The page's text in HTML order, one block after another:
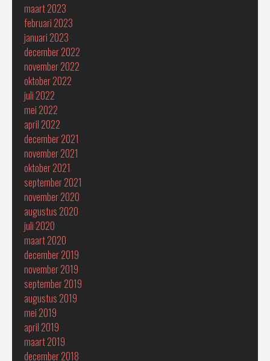
maart 2023
februari 2023
januari 2023
december 2022
november 2022
oktober 2022
juli 2022
mei 2022
april 2022
december 2021
november 2021
oktober 2021
september 2021
november 2020
augustus 2020
juli 2020
maart 2020
december 2019
november 2019
september 2019
augustus 2019
mei 2019
april 2019
maart 2019
december 2018